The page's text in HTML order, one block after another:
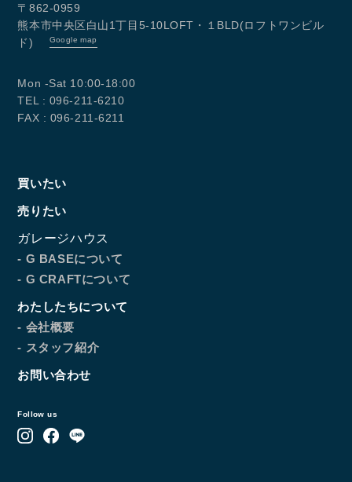
〒862-0959
熊本市中央区白山1丁目5-10LOFT・１BLD(ロフトワンビル
ド)
Google map
Mon -Sat 10:00-18:00
TEL : 096-211-6210
FAX : 096-211-6211
買いたい
売りたい
ガレージハウス
- G BASEについて
- G CRAFTについて
わたしたちについて
- 会社概要
- スタッフ紹介
お問い合わせ
Follow us